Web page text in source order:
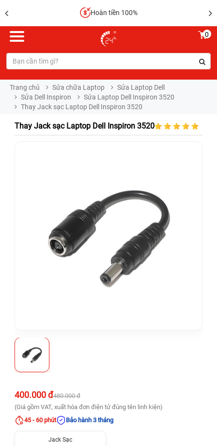
Hoàn tiền 100%
0
Trang chủ Sửa chữa Laptop
Sửa Laptop Dell
Sửa Dell Inspiron
Sửa Laptop Dell Inspiron 3520
Thay Jack sạc Laptop Dell Inspiron 3520
Thay Jack sạc Laptop Dell Inspiron 3520
400.000 đ480.000 đ
(Giá gồm VAT, xuất hóa đơn điện tử đúng tên linh kiện)
45 - 60 phút
Bảo hành 3 tháng
Jack Sạc